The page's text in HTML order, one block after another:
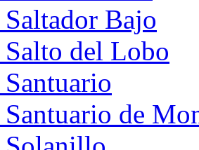
Bajo
del Lobo
de